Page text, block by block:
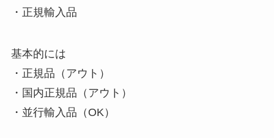
・正規輸入品
基本的には
・正規品（アウト）
・国内正規品（アウト）
・並行輸入品（OK）